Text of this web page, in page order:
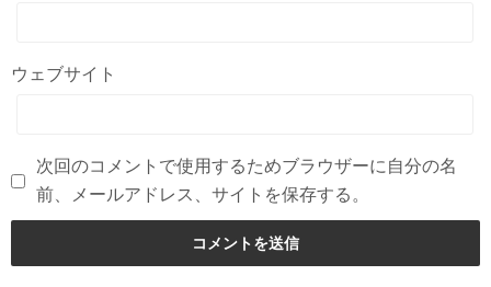
ウェブサイト
次回のコメントで使用するためブラウザーに自分の名
前、メールアドレス、サイトを保存する。